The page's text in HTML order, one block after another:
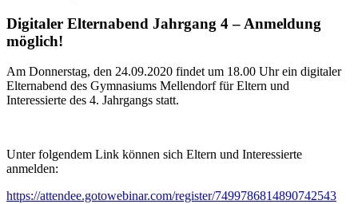
Digitaler Elternabend Jahrgang 4 – Anmeldung
möglich!
Am Donnerstag, den 24.09.2020 findet um 18.00 Uhr ein digitaler
Elternabend des Gymnasiums Mellendorf für Eltern und
Interessierte des 4. Jahrgangs statt.
Unter folgendem Link können sich Eltern und Interessierte
anmelden:
https://attendee.gotowebinar.com/register/7499786814890742543